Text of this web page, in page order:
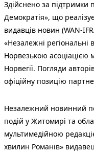
Здійснено за підтримки
Демократія», що
видавців новин (WAN-
«Незалежні регіональні
Норвезькою асоціацією
Норвегії. Погляди
офіційну позицію
Незалежний новинний
подій у Житомирі та
мультимедійною
хвилин Романів»